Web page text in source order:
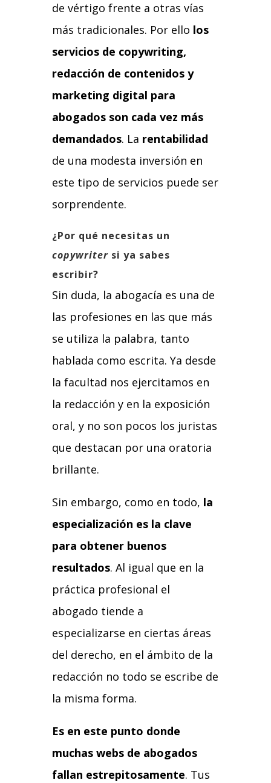
de vértigo frente a otras vías
más tradicionales. Por ello los
servicios de copywriting,
redacción de contenidos y
marketing digital para
abogados son cada vez más
demandados. La rentabilidad
de una modesta inversión en
este tipo de servicios puede ser
sorprendente.
¿Por qué necesitas un
copywriter si ya sabes
escribir?
Sin duda, la abogacía es una de
las profesiones en las que más
se utiliza la palabra, tanto
hablada como escrita. Ya desde
la facultad nos ejercitamos en
la redacción y en la exposición
oral, y no son pocos los juristas
que destacan por una oratoria
brillante.
Sin embargo, como en todo, la
especialización es la clave
para obtener buenos
resultados. Al igual que en la
práctica profesional el
abogado tiende a
especializarse en ciertas áreas
del derecho, en el ámbito de la
redacción no todo se escribe de
la misma forma.
Es en este punto donde
muchas webs de abogados
fallan estrepitosamente. Tus